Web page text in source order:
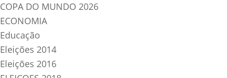
COPA DO MUNDO 2026
ECONOMIA
Educação
Eleições 2014
Eleições 2016